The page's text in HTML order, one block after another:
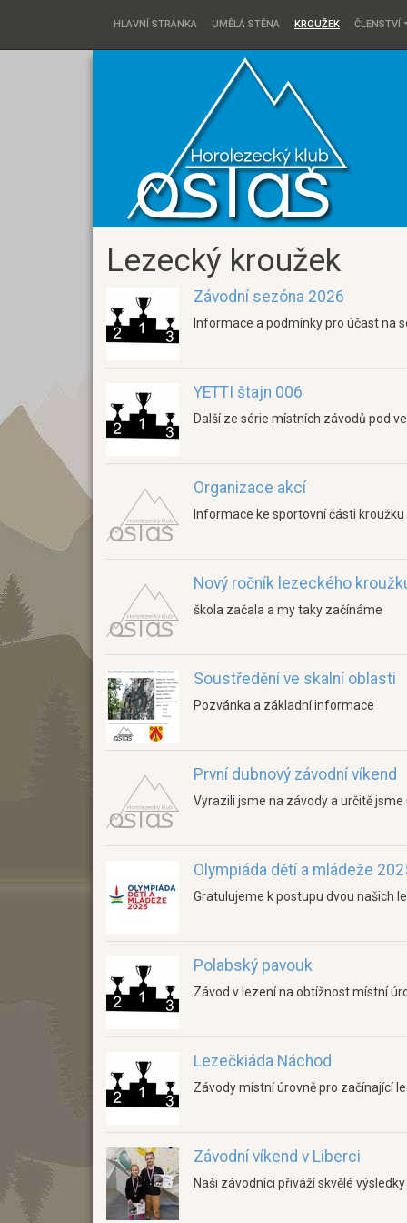
HLAVNÍ STRÁNKA UMĚLÁ STĚNA KROUŽEK ČLENSTVÍ
Lezecký kroužek
Závodní sezóna 2026
Informace a podmínky pro účast na
YETTI štajn 006
Další ze série místních závodů pod
Organizace akcí
Informace ke sportovní části kroužku
Nový ročník lezeckého
škola začala a my taky začínáme
Soustředění ve skalní oblasti
Pozvánka a základní informace
První dubnový závodní víkend
Vyrazili jsme na závody a určitě
Olympiáda dětí a mládeže
Gratulujeme k postupu dvou našich
Polabský pavouk
Závod v lezení na obtížnost místní
Lezečkiáda Náchod
Závody místní úrovně pro začínající
Závodní víkend v Liberci
Naši závodníci přiváží skvělé výsledky